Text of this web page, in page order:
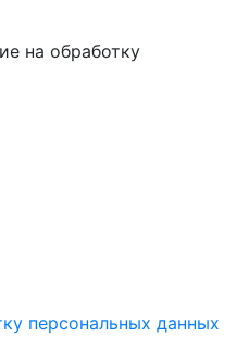
на обработку
персональных данных